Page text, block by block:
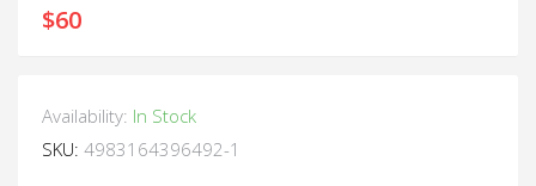
$60
Availability: In Stock
SKU: 4983164396492-1